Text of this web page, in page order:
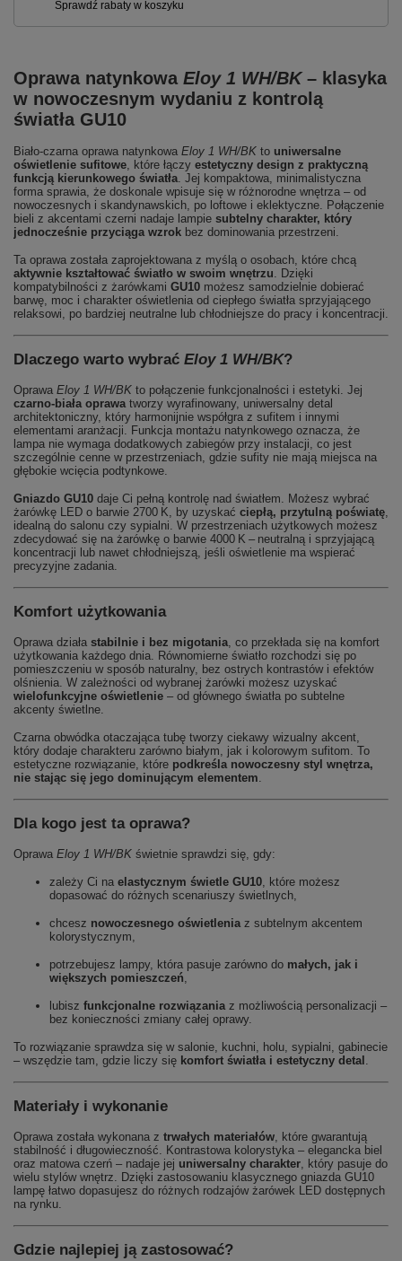
Oprawa natynkowa Eloy 1 WH/BK– klasyka
w nowoczesnym wydaniu z kontrolą
światła GU10
Biało‑czarna oprawa natynkowa Eloy 1 WH/BK to uniwersalne
oświetlenie sufitowe , które łączy estetyczny design z praktyczną
funkcją kierunkowego światła . Jej kompaktowa, minimalistyczna
forma sprawia, że doskonale wpisuje się w różnorodne wnętrza – od
nowoczesnych i skandynawskich, po loftowe i eklektyczne. Połączenie
bieli z akcentami czerni nadaje lampie subtelny charakter, który
jednocześnie przyciąga wzrok bez dominowania przestrzeni.
Ta oprawa została zaprojektowana z myślą o osobach, które chcą
aktywnie kształtować światło w swoim wnętrzu . Dzięki
kompatybilności z żarówkami GU10 możesz samodzielnie dobierać
barwę, moc i charakter oświetlenia od ciepłego światła sprzyjającego
relaksowi, po bardziej neutralne lub chłodniejsze do pracy i koncentracji.
Dlaczego warto wybrać Eloy 1 WH/BK?
Oprawa Eloy 1 WH/BK to połączenie funkcjonalności i estetyki. Jej
czarno‑biała oprawa tworzy wyrafinowany, uniwersalny detal
architektoniczny, który harmonijnie współgra z sufitem i innymi
elementami aranżacji. Funkcja montażu natynkowego oznacza, że
lampa nie wymaga dodatkowych zabiegów przy instalacji, co jest
szczególnie cenne w przestrzeniach, gdzie sufity nie mają miejsca na
głębokie wcięcia podtynkowe.
Gniazdo GU10 daje Ci pełną kontrolę nad światłem. Możesz wybrać
żarówkę LED o barwie 2700 K, by uzyskać ciepłą, przytulną poświatę
idealną do salonu czy sypialni. W przestrzeniach użytkowych możesz
zdecydować się na żarówkę o barwie 4000 K – neutralną i sprzyjającą
koncentracji lub nawet chłodniejszą, jeśli oświetlenie ma wspierać
precyzyjne zadania.
Komfort użytkowania
Oprawa działa stabilnie i bez migotania , co przekłada się na komfort
użytkowania każdego dnia. Równomierne światło rozchodzi się po
pomieszczeniu w sposób naturalny, bez ostrych kontrastów i efektów
olśnienia. W zależności od wybranej żarówki możesz uzyskać
wielofunkcyjne oświetlenie – od głównego światła po subtelne
akcenty świetlne.
Czarna obwódka otaczająca tubę tworzy ciekawy wizualny akcent,
który dodaje charakteru zarówno białym, jak i kolorowym sufitom. To
estetyczne rozwiązanie, które podkreśla nowoczesny styl wnętrza,
nie stając się jego dominującym elementem
Dla kogo jest ta oprawa?
Oprawa Eloy 1 WH/BK świetnie sprawdzi się, gdy:
zależy Ci na elastycznym świetle GU10 , które możesz
dopasować do różnych scenariuszy świetlnych,
chcesz nowoczesnego oświetlenia z subtelnym akcentem
kolorystycznym,
potrzebujesz lampy, która pasuje zarówno do małych, jak i
większych pomieszczeń
lubisz funkcjonalne rozwiązania z możliwością personalizacji –
bez konieczności zmiany całej oprawy.
To rozwiązanie sprawdza się w salonie, kuchni, holu, sypialni, gabinecie
– wszędzie tam, gdzie liczy się komfort światła i estetyczny detal
Materiały i wykonanie
Oprawa została wykonana z trwałych materiałów , które gwarantują
stabilność i długowieczność. Kontrastowa kolorystyka – elegancka biel
oraz matowa czerń – nadaje jej uniwersalny charakter , który pasuje do
wielu stylów wnętrz. Dzięki zastosowaniu klasycznego gniazda GU10
lampę łatwo dopasujesz do różnych rodzajów żarówek LED dostępnych
na rynku.
Gdzie najlepiej ją zastosować?